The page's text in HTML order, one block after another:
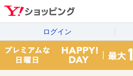
ログイン